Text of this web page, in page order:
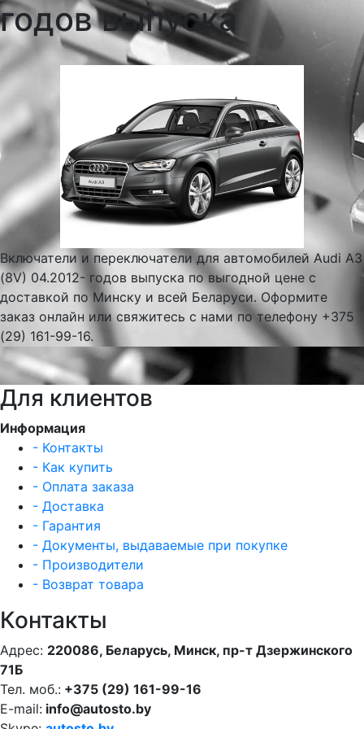
годов выпуска
Включатели и переключатели для автомобилей Audi A3
(8V) 04.2012- годов выпуска по выгодной цене с
доставкой по Минску и всей Беларуси. Оформите
заказ онлайн или свяжитесь с нами по телефону +375
(29) 161-99-16.
Для клиентов
Информация
- Контакты
- Как купить
- Оплата заказа
- Доставка
- Гарантия
- Документы, выдаваемые при покупке
- Производители
- Возврат товара
Контакты
Адрес: 220086, Беларусь, Минск, пр-т Дзержинского
71Б
Тел. моб.: +375 (29) 161-99-16
E-mail: info@autosto.by